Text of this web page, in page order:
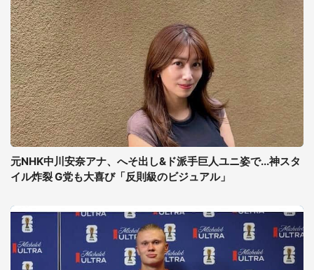
元NHK中川安奈アナ、へそ出し&ド派手巨人ユニ姿で...神スタ
イル炸裂 G党も大喜び「反則級のビジュアル」